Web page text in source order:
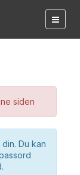
siden
Du kan